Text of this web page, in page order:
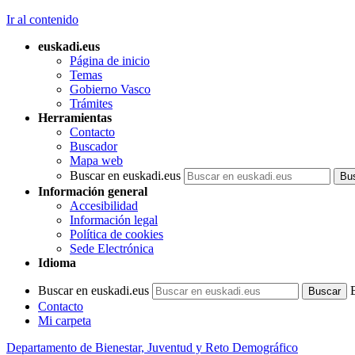
Ir al contenido
euskadi.eus
Página de inicio
Temas
Gobierno Vasco
Trámites
Herramientas
Contacto
Buscador
Mapa web
Buscar en euskadi.eus
Información general
Accesibilidad
Información legal
Política de cookies
Sede Electrónica
Idioma
Buscar en euskadi.eus
Contacto
Mi carpeta
Departamento de Bienestar, Juventud y Reto Demográfico